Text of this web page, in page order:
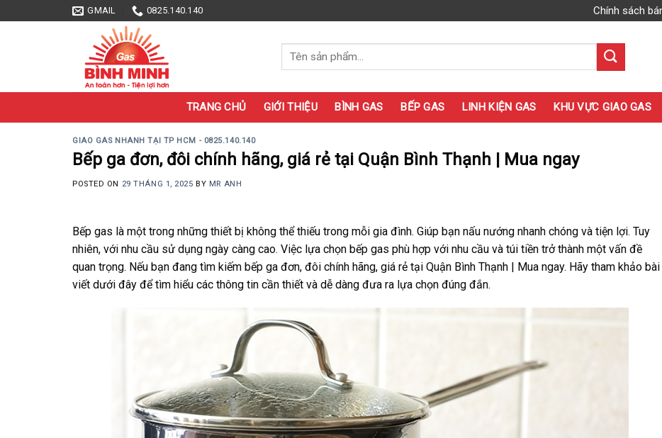
to
GMAIL 0825.140.140 Chính sách
Tìm
kiếm:
TRANG CHỦ GIỚI THIỆU BÌNH GAS BẾP GAS LINH KIỆN GAS KHU VỰC GIAO GAS
GIAO GAS NHANH TẠI TP HCM - 0825.140.140
Bếp ga đơn, đôi chính hãng, giá rẻ tại Quận Bình Thạnh | Mua ngay
POSTED ON 29 THÁNG 1, 2025 BY MR ANH
Bếp gas là một trong những thiết bị không thể thiếu trong mỗi gia đình. Giúp bạn nấu nướng nhanh chóng và tiện lợi. Tuy
nhiên, với nhu cầu sử dụng ngày càng cao. Việc lựa chọn bếp gas phù hợp với nhu cầu và túi tiền trở thành một vấn đề
quan trọng. Nếu bạn đang tìm kiếm bếp ga đơn, đôi chính hãng, giá rẻ tại Quận Bình Thạnh | Mua ngay. Hãy tham khảo bài
viết dưới đây để tìm hiểu các thông tin cần thiết và dễ dàng đưa ra lựa chọn đúng đắn.